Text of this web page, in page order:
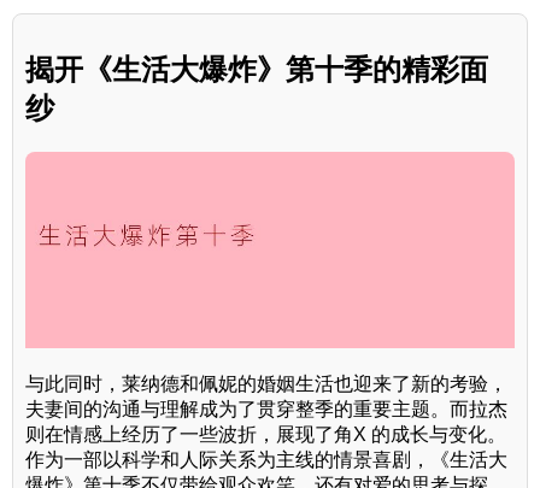
揭开《生活大爆炸》第十季的精彩面
纱
与此同时，莱纳德和佩妮的婚姻生活也迎来了新的考验，
夫妻间的沟通与理解成为了贯穿整季的重要主题。而拉杰
则在情感上经历了一些波折，展现了角X 的成长与变化。
作为一部以科学和人际关系为主线的情景喜剧，《生活大